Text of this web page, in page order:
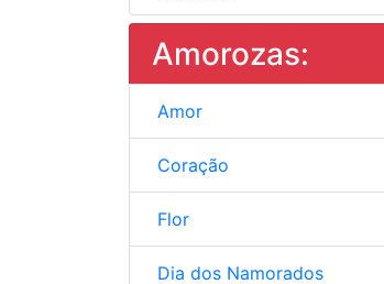
Amorozas:
Amor
Coração
Flor
Dia dos Namorados